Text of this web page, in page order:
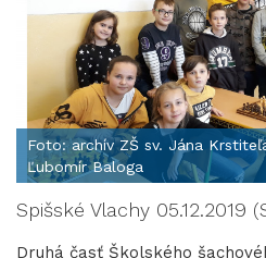
Foto: archív ZŠ sv. Jána
Ľubomír Baloga
Spišské Vlachy 05.12.2019
Druhá časť Školského